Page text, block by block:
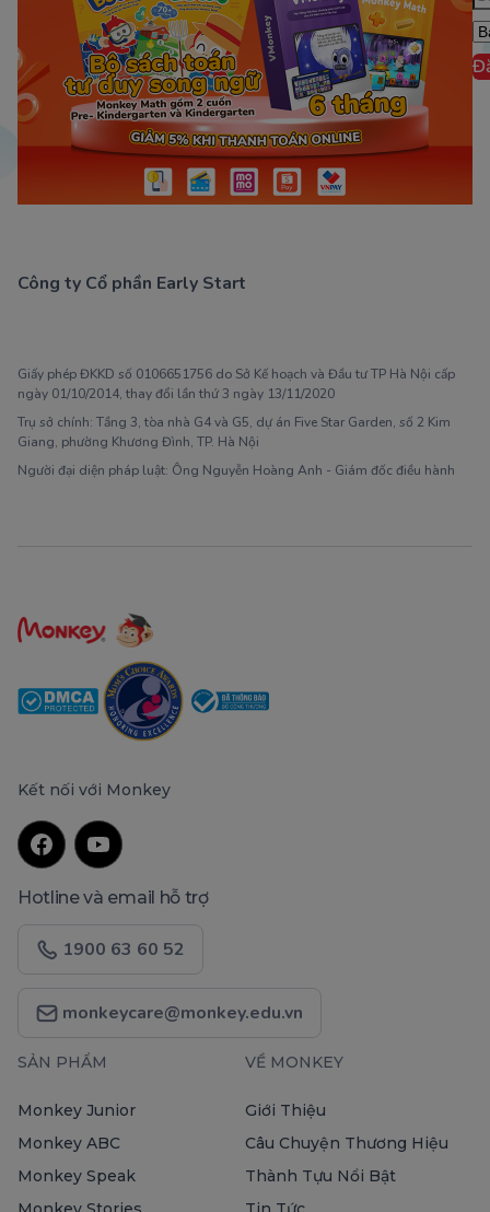
Công ty Cổ phần Early Start
Giấy phép ĐKKD số 0106651756 do Sở Kế hoạch và Đầu tư TP Hà Nội cấp
ngày 01/10/2014, thay đổi lần thứ 3 ngày 13/11/2020
Trụ sở chính: Tầng 3, tòa nhà G4 và G5, dự án Five Star Garden, số 2 Kim
Giang, phường Khương Đình, TP. Hà Nội
Người đại diện pháp luật: Ông Nguyễn Hoàng Anh - Giám đốc điều hành
Kết nối với Monkey
Hotline và email hỗ trợ
1900 63 60 52
monkeycare@monkey.edu.vn
SẢN PHẨM
Monkey Junior
Monkey ABC
Monkey Speak
VỀ MONKEY
Giới Thiệu
Câu Chuyện Thương Hiệu
Thành Tựu Nổi Bật